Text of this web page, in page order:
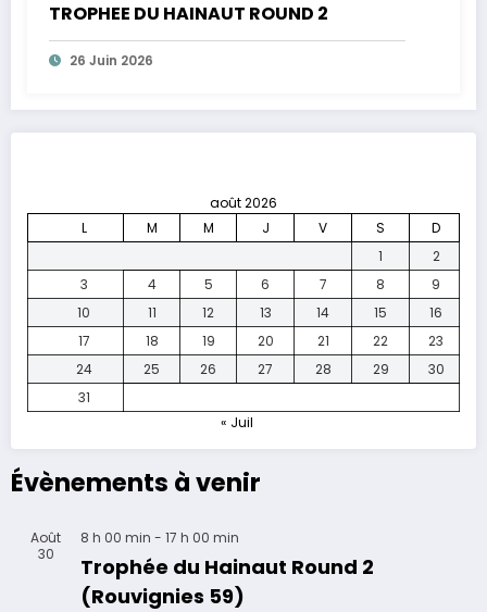
TROPHEE DU HAINAUT ROUND 2
26 Juin 2026
août 2026
L
M M J V S
D
1
2
3
4 5 6 7 8
9
10
11 12 13 14 15
16
17
18 19 20 21 22
23
24
25 26 27 28 29
30
31
« Juil
Évènements à venir
Août
30
8 h 00 min - 17 h 00 min
Trophée du Hainaut Round 2
(Rouvignies 59)